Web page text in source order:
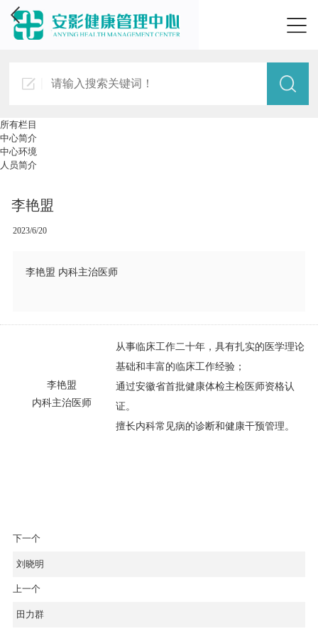
所有栏目
中心简介
中心环境
人员简介
李艳盟
2023/6/20
李艳盟 内科主治医师
李艳盟
内科主治医师
从事临床工作二十年，具有扎实的医学理论
基础和丰富的临床工作经验；
通过安徽省首批健康体检主检医师资格认
证。
擅长内科常见病的诊断和健康干预管理。
下一个
刘晓明
上一个
田力群